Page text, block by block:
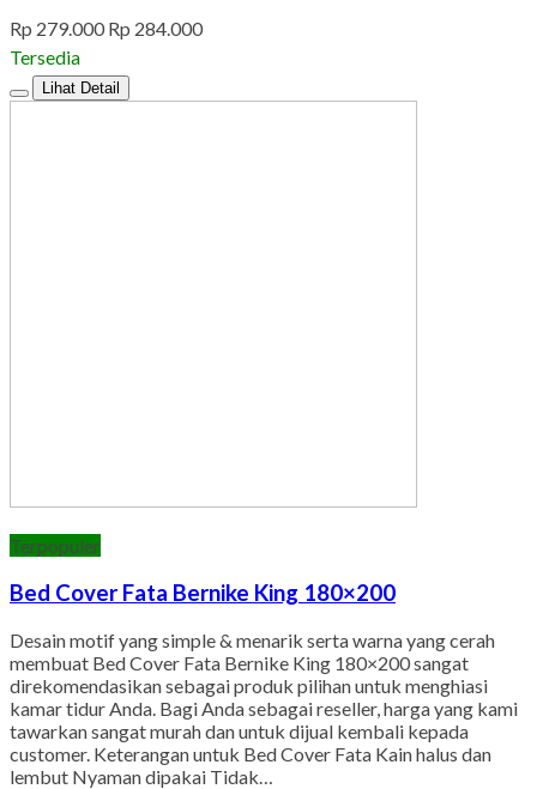
Rp 279.000 Rp 284.000
Tersedia
Lihat Detail
Terpopuler
Bed Cover Fata Bernike King 180×200
Desain motif yang simple & menarik serta warna yang cerah
membuat Bed Cover Fata Bernike King 180×200 sangat
direkomendasikan sebagai produk pilihan untuk menghiasi
kamar tidur Anda. Bagi Anda sebagai reseller, harga yang kami
tawarkan sangat murah dan untuk dijual kembali kepada
customer. Keterangan untuk Bed Cover Fata Kain halus dan
lembut Nyaman dipakai Tidak…